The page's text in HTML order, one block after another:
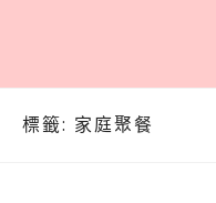
標籤: 家庭聚餐